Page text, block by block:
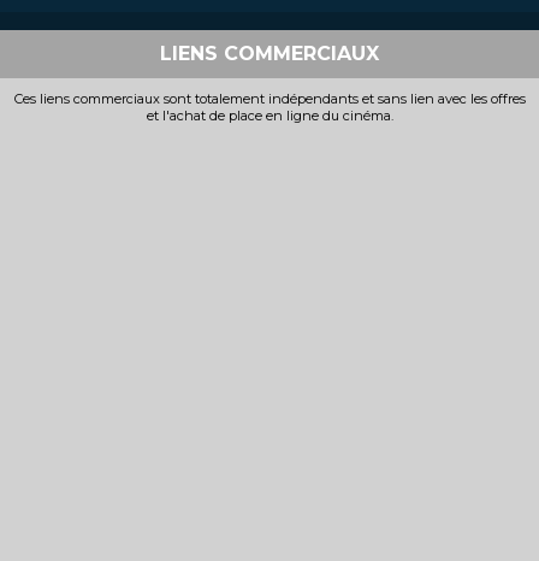
Bande-annonce
Réservation
LIENS COMMERCIAUX
Ces liens commerciaux sont totalement indépendants et sans lien avec les offres
et l'achat de place en ligne du cinéma.